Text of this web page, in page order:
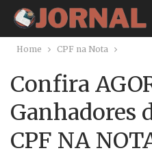
Home CPF na Nota
Confira
Ganhadores
CPF NA